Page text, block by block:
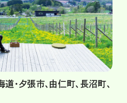
・夕張市、由仁町、長沼町、